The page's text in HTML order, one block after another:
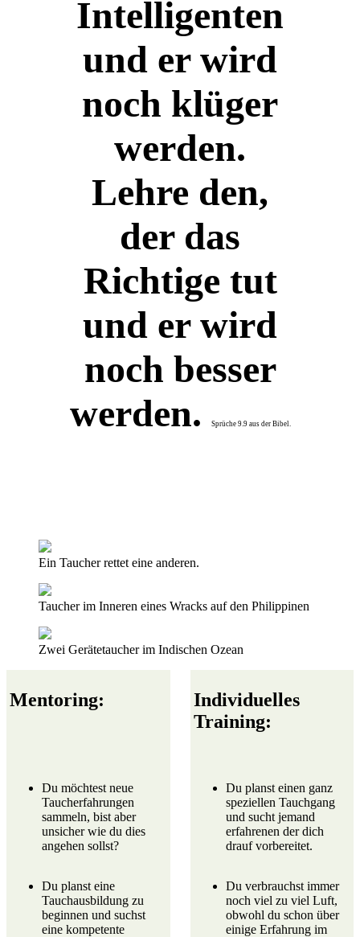
Intelligenten
und er wird
noch klüger
werden.
Lehre den,
der das
Richtige tut
und er wird
noch besser
werden.
Sprüche 9.9aus der Bibel.
Ein Taucher rettet eine anderen.
Taucher im Inneren eines Wracks auf den Philippinen
Zwei Gerätetaucher im Indischen Ozean
Mentoring:
Individuelles
Training:
Du möchtest neue
Taucherfahrungen
sammeln, bist aber
unsicher wie du dies
angehen sollst?
Du planst eine
Tauchausbildung zu
beginnen und suchst
eine kompetente
Du planst einen ganz
speziellen Tauchgang
und sucht jemand
erfahrenen der dich
drauf vorbereitet.
Du verbrauchst immer
noch viel zu viel Luft,
obwohl du schon über
einige Erfahrung im